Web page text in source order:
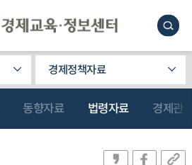
경제정책자료
동향자료 법령자료 경제관